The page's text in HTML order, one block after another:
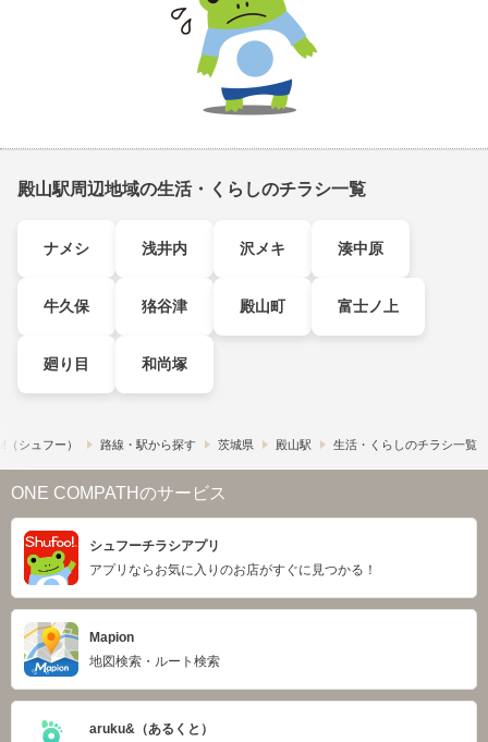
殿山駅周辺地域の生活・くらしのチラシ一覧
ナメシ 浅井内 沢メキ 湊中原
牛久保 狢谷津 殿山町 富士ノ上
廻り目 和尚塚
シュフー） 路線・駅から探す 茨城県 殿山駅 生活・くらしのチラシ一覧
ONE COMPATHのサービス
シュフーチラシアプリ
アプリならお気に入りのお店がすぐに見つかる！
Mapion
地図検索・ルート検索
aruku&（あるくと）